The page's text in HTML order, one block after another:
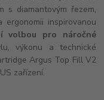
s diamantovým řezem,
inspirovanou
volbou pro náročné
výkonu a technické
Argus Top Fill V2
zařízení.